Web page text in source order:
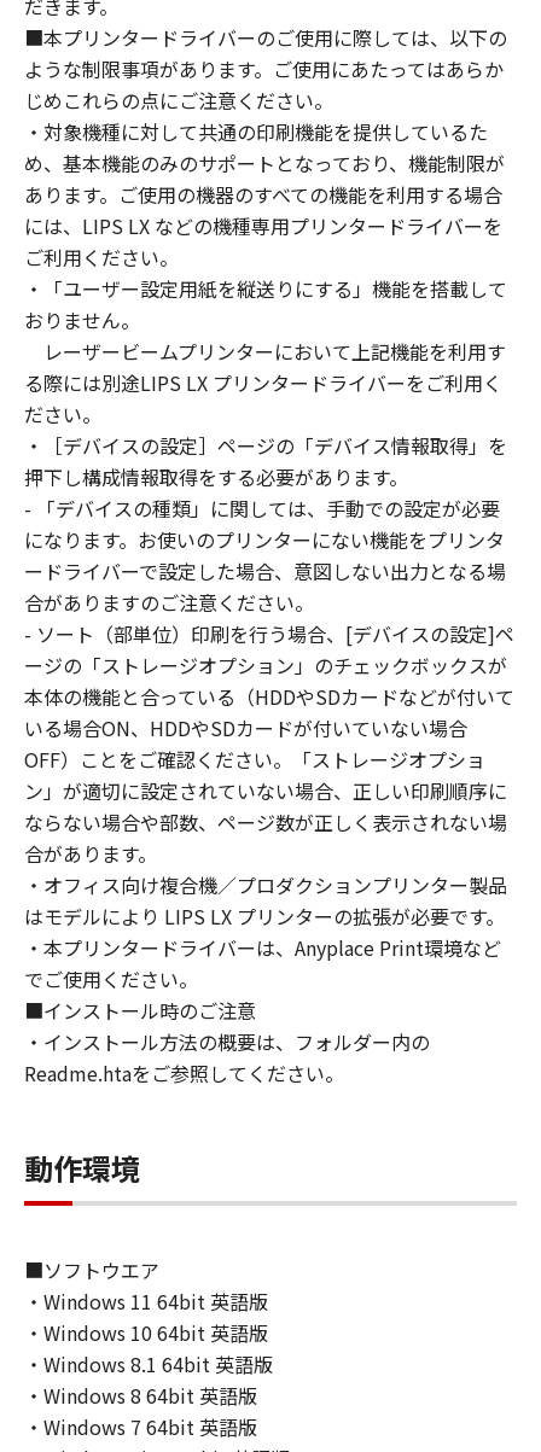
shall be subject to restrictions and
obligations borne by you hereunder.
You may make one copy of the SOFTWARE
solely for a back-up purpose.
2. RESTRICTIONS
You shall not use the SOFTWARE except as
expressly granted or permitted herein, and
shall not assign, sublicense, sell, rent, lease,
loan, convey or transfer to any third party the
SOFTWARE. You shall not alter, translate or
convert to another programming language,
modify, disassemble, decompile or otherwise
reverse engineer the SOFTWARE and you shall
not have any third party to do so.
3. COPYRIGHT NOTICE
You shall not modify, remove or delete any
copyright notice of Canon or its licensors
contained in the SOFTWARE, including any
copy thereof.
4. OWNERSHIP
Canon and its licensors retain in all respects
the title, ownership and intellectual property
rights in and to the SOFTWARE. Except as
expressly provided herein, no license or right,
express or implied, is hereby conveyed or
granted by Canon to you for any intellectual
property of Canon and its licensors.
5. EXPORT CONTROL
You agree to comply with all export laws and
restrictions and regulations of the country
involved, and not to export or re-export,
directly or indirectly, the SOFTWARE in
violation of any such laws, restrictions and
regulations, or without all necessary
approvals.
6. SUPPORT AND UPDATE
NEITHER CANON, CANON'S SUBSIDIARIES OR
RESPONSIBLE FOR MAINTAINING OR
HELPING YOU TO USE THE SOFTWARE, OR
HEREUNDER.
7. DISCLAIMER OF WARRANTIES AND
LIABILITY
[NO WARRANTY] THE SOFTWARE IS
PROVIDED "AS IS" WITHOUT WARRANTY OF
ANY KIND, EITHER EXPRESSED OR IMPLIED,
だきます。
■本プリンタードライバーのご使用に際しては、以下の
ような制限事項があります。ご使用にあたってはあらか
じめこれらの点にご注意ください。
・対象機種に対して共通の印刷機能を提供しているた
め、基本機能のみのサポートとなっており、機能制限が
あります。ご使用の機器のすべての機能を利用する場合
には、LIPS LX などの機種専用プリンタードライバーを
ご利用ください。
・「ユーザー設定用紙を縦送りにする」機能を搭載して
おりません。
レーザービームプリンターにおいて上記機能を利用す
る際には別途LIPS LX プリンタードライバーをご利用く
ださい。
・［デバイスの設定］ページの「デバイス情報取得」を
押下し構成情報取得をする必要があります。
- 「デバイスの種類」に関しては、手動での設定が必要
になります。お使いのプリンターにない機能をプリンタ
ードライバーで設定した場合、意図しない出力となる場
合がありますのご注意ください。
- ソート（部単位）印刷を行う場合、[デバイスの設定]ペ
ージの「ストレージオプション」のチェックボックスが
本体の機能と合っている（HDDやSDカードなどが付いて
いる場合ON、HDDやSDカードが付いていない場合
OFF）ことをご確認ください。「ストレージオプショ
ン」が適切に設定されていない場合、正しい印刷順序に
ならない場合や部数、ページ数が正しく表示されない場
合があります。
・オフィス向け複合機／プロダクションプリンター製品
はモデルにより LIPS LX プリンターの拡張が必要です。
・本プリンタードライバーは、Anyplace Print環境など
でご使用ください。
■インストール時のご注意
・インストール方法の概要は、フォルダー内の
Readme.htaをご参照してください。
動作環境
■ソフトウエア
・Windows 11 64bit 英語版
・Windows 10 64bit 英語版
・Windows 8.1 64bit 英語版
・Windows 8 64bit 英語版
・Windows 7 64bit 英語版